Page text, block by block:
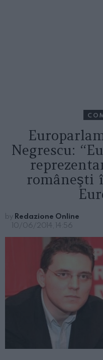
Negrescu:
româneşti
by Redazione Online
10/06/2014, 14:56